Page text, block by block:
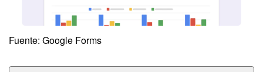
Fuente: Google Forms